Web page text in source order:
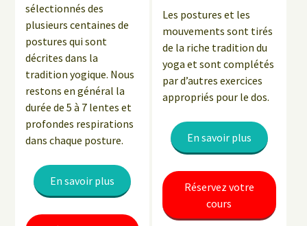
sélectionnés des
plusieurs centaines de
postures qui sont
décrites dans la
tradition yogique. Nous
restons en général la
durée de 5 à 7 lentes et
profondes respirations
dans chaque posture.
En savoir plus
Les postures et les
mouvements sont tirés
de la riche tradition du
yoga et sont complétés
par d’autres exercices
appropriés pour le dos.
En savoir plus
Réservez votre
cours